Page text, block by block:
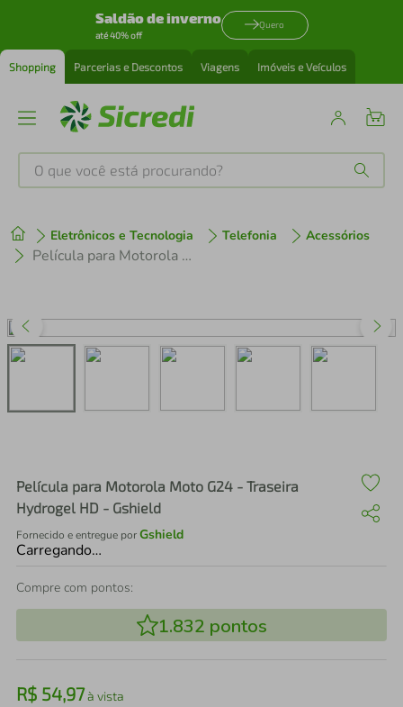
Saldão de inverno
até 40% off
Quero
Shopping Parcerias e Descontos Viagens Imóveis e Veículos
O que você está procurando?
Eletrônicos e Tecnologia Telefonia Acessórios
Película para Motorola Moto G24 - Traseira Hydrogel HD - Gshield
Película para Motorola Moto G24 - Traseira
Hydrogel HD - Gshield
Fornecido e entregue porGshield
Carregando…
Compre com pontos:
1.832 pontos
R$ 54,97à vista
1º tenis
perfume